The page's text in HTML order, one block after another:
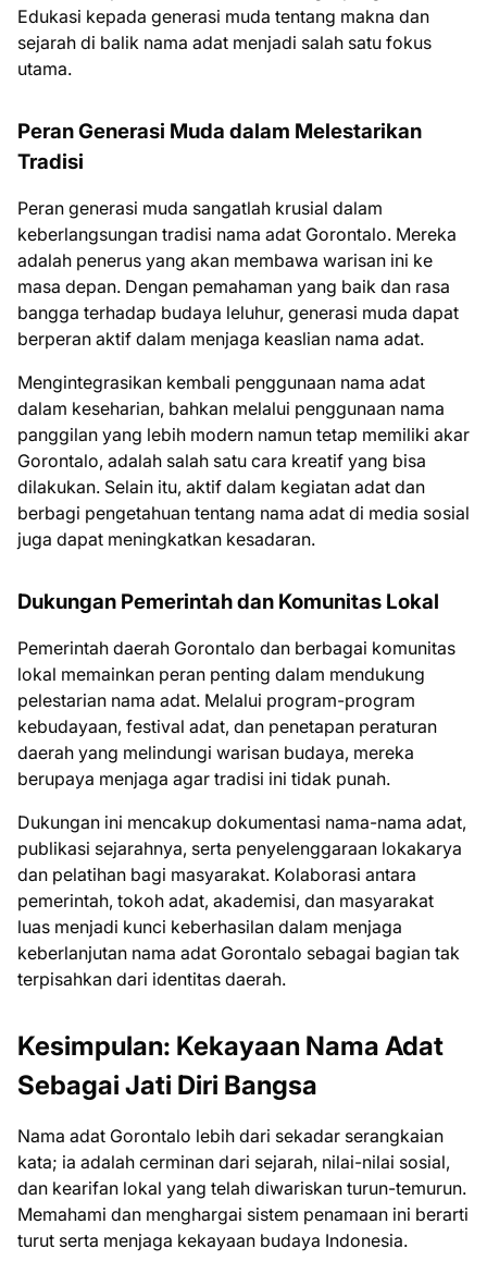
Edukasi kepada generasi muda tentang makna dan
sejarah di balik nama adat menjadi salah satu fokus
utama.
Peran Generasi Muda dalam Melestarikan
Tradisi
Peran generasi muda sangatlah krusial dalam
keberlangsungan tradisi nama adat Gorontalo. Mereka
adalah penerus yang akan membawa warisan ini ke
masa depan. Dengan pemahaman yang baik dan rasa
bangga terhadap budaya leluhur, generasi muda dapat
berperan aktif dalam menjaga keaslian nama adat.
Mengintegrasikan kembali penggunaan nama adat
dalam keseharian, bahkan melalui penggunaan nama
panggilan yang lebih modern namun tetap memiliki akar
Gorontalo, adalah salah satu cara kreatif yang bisa
dilakukan. Selain itu, aktif dalam kegiatan adat dan
berbagi pengetahuan tentang nama adat di media sosial
juga dapat meningkatkan kesadaran.
Dukungan Pemerintah dan Komunitas Lokal
Pemerintah daerah Gorontalo dan berbagai komunitas
lokal memainkan peran penting dalam mendukung
pelestarian nama adat. Melalui program-program
kebudayaan, festival adat, dan penetapan peraturan
daerah yang melindungi warisan budaya, mereka
berupaya menjaga agar tradisi ini tidak punah.
Dukungan ini mencakup dokumentasi nama-nama adat,
publikasi sejarahnya, serta penyelenggaraan lokakarya
dan pelatihan bagi masyarakat. Kolaborasi antara
pemerintah, tokoh adat, akademisi, dan masyarakat
luas menjadi kunci keberhasilan dalam menjaga
keberlanjutan nama adat Gorontalo sebagai bagian tak
terpisahkan dari identitas daerah.
Kesimpulan: Kekayaan Nama Adat
Sebagai Jati Diri Bangsa
Nama adat Gorontalo lebih dari sekadar serangkaian
kata; ia adalah cerminan dari sejarah, nilai-nilai sosial,
dan kearifan lokal yang telah diwariskan turun-temurun.
Memahami dan menghargai sistem penamaan ini berarti
turut serta menjaga kekayaan budaya Indonesia.